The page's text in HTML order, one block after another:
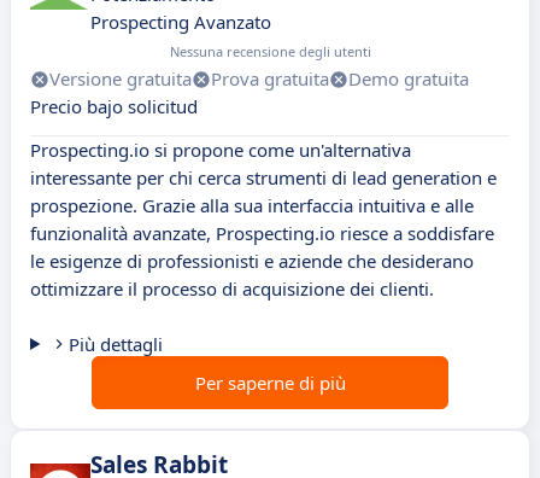
Prospecting Avanzato
Nessuna recensione degli utenti
Versione gratuita Prova gratuita
Demo gratuita
Precio bajo solicitud
Prospecting.io si propone come un'alternativa
interessante per chi cerca strumenti di lead generation e
prospezione. Grazie alla sua interfaccia intuitiva e alle
funzionalità avanzate, Prospecting.io riesce a soddisfare
le esigenze di professionisti e aziende che desiderano
ottimizzare il processo di acquisizione dei clienti.
Più dettagli
Per saperne di più
Sales Rabbit